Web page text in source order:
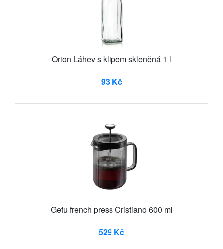
Orion Láhev s klipem skleněná 1 l
93 Kč
Gefu french press Cristiano 600 ml
529 Kč